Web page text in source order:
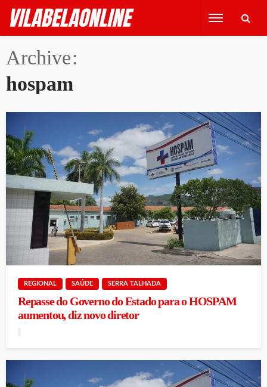
Archive
hospam
REGIONAL SAÚDE SERRA TALHADA
Repasse do Governo do Estado para o HOSPAM
aumentou, diz novo diretor